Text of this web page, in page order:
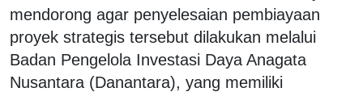
mendorong agar penyelesaian pembiayaan
proyek strategis tersebut dilakukan melalui
Badan Pengelola Investasi Daya Anagata
Nusantara (Danantara), yang memiliki